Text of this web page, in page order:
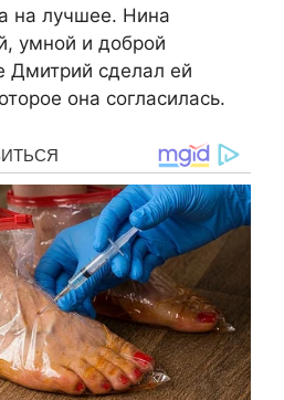
на лучшее. Нина
умной и доброй
Дмитрий сделал ей
она согласилась.